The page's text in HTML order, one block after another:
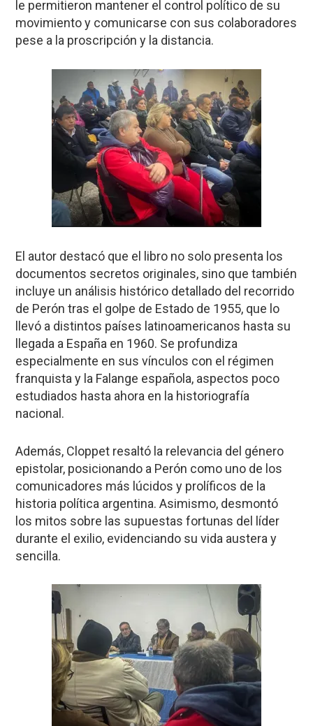
le permitieron mantener el control político de su
movimiento y comunicarse con sus colaboradores
pese a la proscripción y la distancia.
El autor destacó que el libro no solo presenta los
documentos secretos originales, sino que también
incluye un análisis histórico detallado del recorrido
de Perón tras el golpe de Estado de 1955, que lo
llevó a distintos países latinoamericanos hasta su
llegada a España en 1960. Se profundiza
especialmente en sus vínculos con el régimen
franquista y la Falange española, aspectos poco
estudiados hasta ahora en la historiografía
nacional.
Además, Cloppet resaltó la relevancia del género
epistolar, posicionando a Perón como uno de los
comunicadores más lúcidos y prolíficos de la
historia política argentina. Asimismo, desmontó
los mitos sobre las supuestas fortunas del líder
durante el exilio, evidenciando su vida austera y
sencilla.